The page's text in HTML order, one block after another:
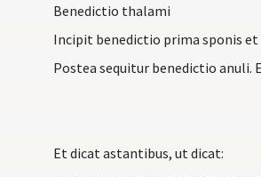
Benedictio thalami
Et dicat astantibus, ut dicat: